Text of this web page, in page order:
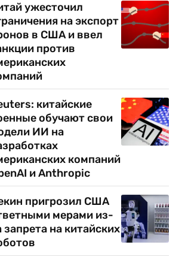
ужесточил
на экспорт
в США и ввел
против
китайские
обучают свои
ИИ на
компаний
и Anthropic
пригрозил США
мерами из-
запрета на китайских